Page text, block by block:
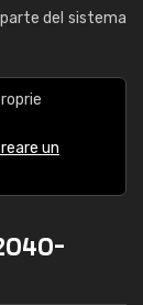
del sistema
un